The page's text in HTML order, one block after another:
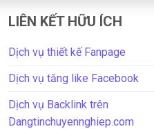
LIÊN KẾT HỮU ÍCH
Dịch vụ thiết kế Fanpage
Dịch vụ tăng like Facebook
Dịch vụ Backlink trên
Dangtinchuyennghiep.com